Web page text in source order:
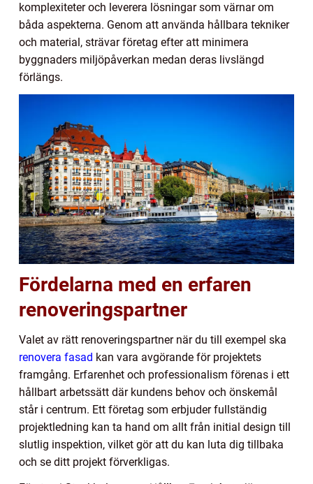
komplexiteter och leverera lösningar som värnar om
båda aspekterna. Genom att använda hållbara tekniker
och material, strävar företag efter att minimera
byggnaders miljöpåverkan medan deras livslängd
förlängs.
Fördelarna med en erfaren
renoveringspartner
Valet av rätt renoveringspartner när du till exempel ska
renovera fasad kan vara avgörande för projektets
framgång. Erfarenhet och professionalism förenas i ett
hållbart arbetssätt där kundens behov och önskemål
står i centrum. Ett företag som erbjuder fullständig
projektledning kan ta hand om allt från initial design till
slutlig inspektion, vilket gör att du kan luta dig tillbaka
och se ditt projekt förverkligas.